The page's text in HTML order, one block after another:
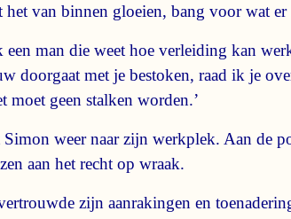
het van binnen gloeien, bang voor wat
man die weet hoe verleiding kan
doorgaat met je bestoken, raad ik je
moet geen stalken worden.’
weer naar zijn werkplek. Aan de
aan het recht op wraak.
zijn aanrakingen en